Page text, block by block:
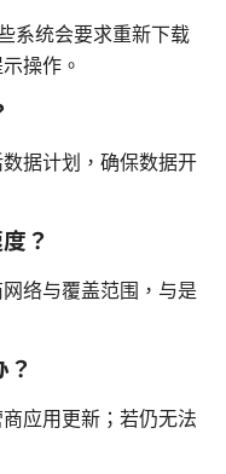
系统会要求重新下载
操作。
据计划，确保数据开
？
络与覆盖范围，与是
应用更新；若仍无法